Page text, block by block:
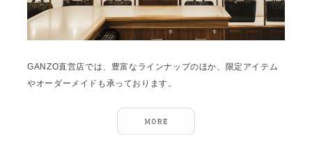
GANZO直営店では、豊富なラインナップのほか、限定アイテム
やオーダーメイドも承っております。